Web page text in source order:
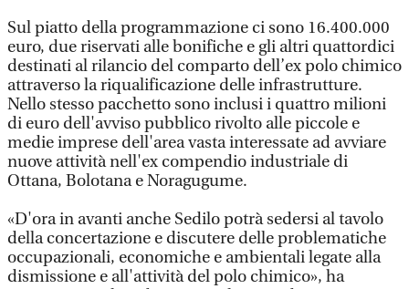
Sul piatto della programmazione ci sono 16.400.000
euro, due riservati alle bonifiche e gli altri quattordici
destinati al rilancio del comparto dell’ex polo chimico
attraverso la riqualificazione delle infrastrutture.
Nello stesso pacchetto sono inclusi i quattro milioni
di euro dell'avviso pubblico rivolto alle piccole e
medie imprese dell'area vasta interessate ad avviare
nuove attività nell'ex compendio industriale di
Ottana, Bolotana e Noragugume.
«D'ora in avanti anche Sedilo potrà sedersi al tavolo
della concertazione e discutere delle problematiche
occupazionali, economiche e ambientali legate alla
dismissione e all'attività del polo chimico», ha